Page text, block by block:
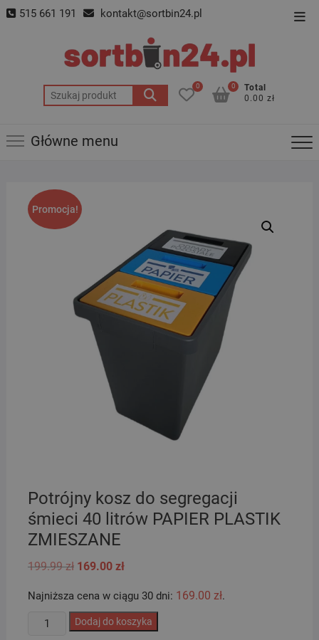
Skip 515 661 191 kontakt@sortbin24.pl
Szukaj:
0
Total
0.00 zł
0
Główne menu
Promocja!
Potrójny kosz do segregacji
śmieci 40 litrów PAPIER PLASTIK
ZMIESZANE
199.99zł Pierwotna
199.99 zł.
169.00 złAktualna
169.00 zł.
Najniższa cena w ciągu 30 dni: 169.00 zł.
ilość
Dodaj do koszyka